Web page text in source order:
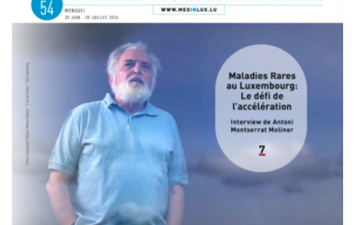
nécessairement pour le disque intervertébral
07 juillet 2026 - 09:39
Comment une alimentation trop riche réduit la cognition
22 juin 2026 - 17:16
Covid long: des symptômes réels, mais souvent réversibles
11 mai 2026 - 10:36
Un robot humanoïde testé à l’hôpital pour soutenir les
équipes soignantes
31 mars 2026 - 06:51
IA et responsabilité médicale en radiologie : le workflow